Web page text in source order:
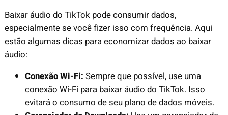
Baixar áudio do TikTok pode consumir dados,
especialmente se você fizer isso com frequência. Aqui
estão algumas dicas para economizar dados ao baixar
áudio:
Conexão Wi-Fi: Sempre que possível, use uma
conexão Wi-Fi para baixar áudio do TikTok. Isso
evitará o consumo de seu plano de dados móveis.